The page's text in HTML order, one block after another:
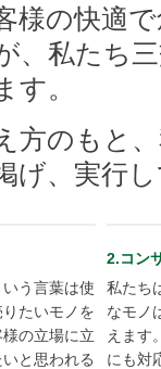
様の快適
、私たち
す。
方のもと
げ、実行し
う言葉は使
たいモノを
の立場に立
と思われる
2.コン
私たち
なモノ
えます
にも対